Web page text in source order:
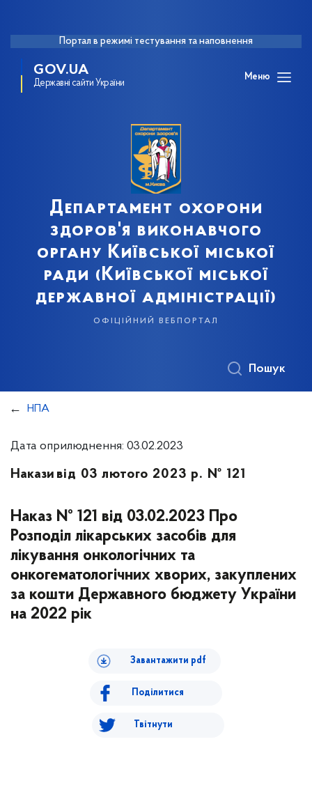
Портал в режимі тестування та наповнення
GOV.UA
Державні сайти України
Меню
Департамент охорони
здоров'я виконавчого
органу Київської міської
ради (Київської міської
державної адміністрації)
офіційний вебпортал
Пошук
НПА
Дата оприлюднення: 03.02.2023
Накази від 03 лютого 2023 р. № 121
Наказ № 121 від 03.02.2023 Про
Розподіл лікарських засобів для
лікування онкологічних та
онкогематологічних хворих, закуплених
за кошти Державного бюджету України
на 2022 рік
Завантажити pdf
Поділитися
Твітнути